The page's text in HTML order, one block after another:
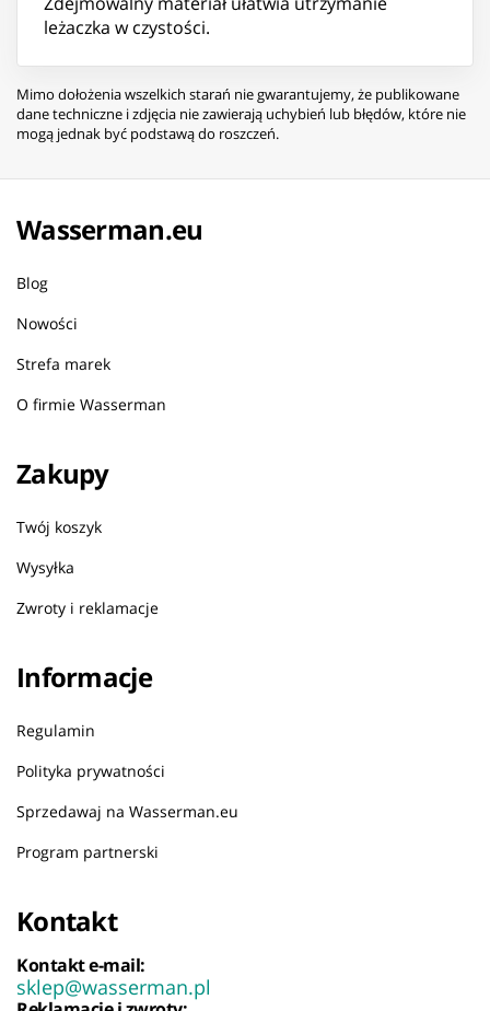
leżaczka w czystości.
Mimo dołożenia wszelkich starań nie gwarantujemy, że publikowane
dane techniczne i zdjęcia nie zawierają uchybień lub błędów, które nie
mogą jednak być podstawą do roszczeń.
Wasserman.eu
Blog
Nowości
Strefa marek
O firmie Wasserman
Zakupy
Twój koszyk
Wysyłka
Zwroty i reklamacje
Informacje
Regulamin
Polityka prywatności
Sprzedawaj na Wasserman.eu
Program partnerski
Kontakt
Kontakt e-mail:
sklep@wasserman.pl